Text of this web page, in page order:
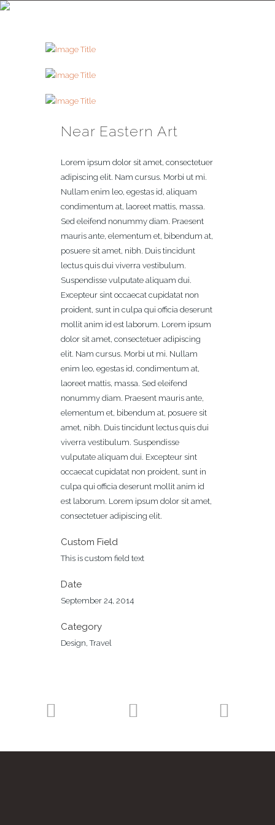
Near Eastern Art
Lorem ipsum dolor sit amet, consectetuer
adipiscing elit. Nam cursus. Morbi ut mi.
Nullam enim leo, egestas id, aliquam
condimentum at, laoreet mattis, massa.
Sed eleifend nonummy diam. Praesent
mauris ante, elementum et, bibendum at,
posuere sit amet, nibh. Duis tincidunt
lectus quis dui viverra vestibulum.
Suspendisse vulputate aliquam dui.
Excepteur sint occaecat cupidatat non
proident, sunt in culpa qui officia deserunt
mollit anim id est laborum. Lorem ipsum
dolor sit amet, consectetuer adipiscing
elit. Nam cursus. Morbi ut mi. Nullam
enim leo, egestas id, condimentum at,
laoreet mattis, massa. Sed eleifend
nonummy diam. Praesent mauris ante,
elementum et, bibendum at, posuere sit
amet, nibh. Duis tincidunt lectus quis dui
viverra vestibulum. Suspendisse
vulputate aliquam dui. Excepteur sint
occaecat cupidatat non proident, sunt in
culpa qui officia deserunt mollit anim id
est laborum. Lorem ipsum dolor sit amet,
consectetuer adipiscing elit.
Custom Field
This is custom field text
Date
September 24, 2014
Category
Design, Travel